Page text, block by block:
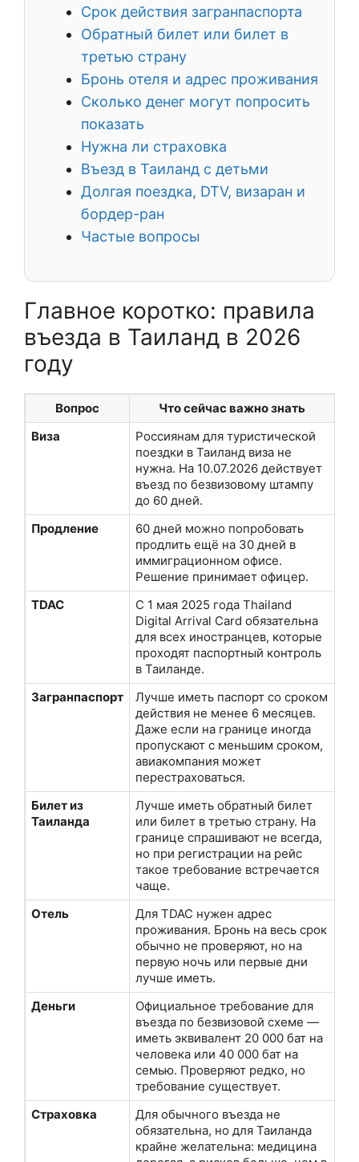
Срок действия загранпаспорта
Обратный билет или билет в
третью страну
Бронь отеля и адрес проживания
Сколько денег могут попросить
показать
Нужна ли страховка
Въезд в Таиланд с детьми
Долгая поездка, DTV, визаран и
бордер-ран
Частые вопросы
Главное коротко: правила
въезда в Таиланд в 2026
году
Вопрос
Что сейчас важно знать
Виза
Россиянам для туристической
поездки в Таиланд виза не
нужна. На 10.07.2026 действует
въезд по безвизовому штампу
до 60 дней.
Продление
60 дней можно попробовать
продлить ещё на 30 дней в
иммиграционном офисе.
Решение принимает офицер.
TDAC
С 1 мая 2025 года Thailand
Digital Arrival Card обязательна
для всех иностранцев, которые
проходят паспортный контроль
в Таиланде.
Загранпаспорт
Лучше иметь паспорт со сроком
действия не менее 6 месяцев.
Даже если на границе иногда
пропускают с меньшим сроком,
авиакомпания может
перестраховаться.
Билет из
Таиланда
Лучше иметь обратный билет
или билет в третью страну. На
границе спрашивают не всегда,
но при регистрации на рейс
такое требование встречается
чаще.
Отель
Для TDAC нужен адрес
проживания. Бронь на весь срок
обычно не проверяют, но на
первую ночь или первые дни
лучше иметь.
Деньги
Официальное требование для
въезда по безвизовой схеме —
иметь эквивалент 20 000 бат на
человека или 40 000 бат на
семью. Проверяют редко, но
требование существует.
Страховка
Для обычного въезда не
обязательна, но для Таиланда
крайне желательна: медицина